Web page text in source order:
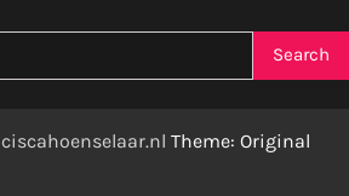
Theme: Original